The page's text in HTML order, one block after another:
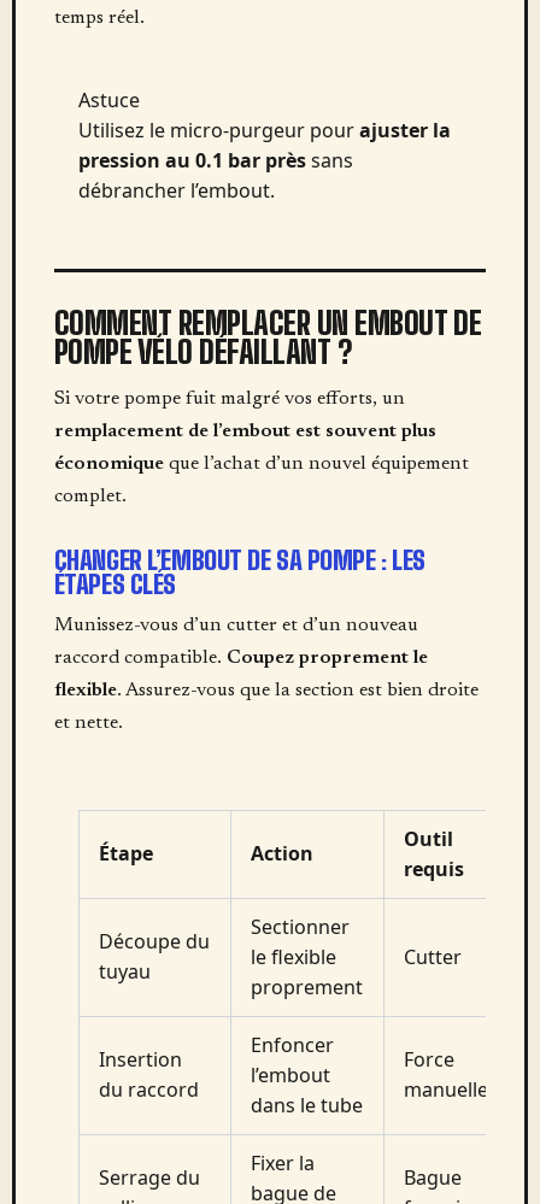
temps réel.
Astuce
Utilisez le micro-purgeur pourajuster la
pression au 0.1 bar prèssans
débrancher l’embout.
COMMENT REMPLACER UN EMBOUT DE
POMPE VÉLO DÉFAILLANT ?
Si votre pompe fuit malgré vos efforts, un
remplacement de l’embout est souvent plus
économiqueque l’achat d’un nouvel équipement
complet.
CHANGER L’EMBOUT DE SA POMPE : LES
ÉTAPES CLÉS
Munissez-vous d’un cutter et d’un nouveau
raccord compatible. Coupez proprement le
flexible. Assurez-vous que la section est bien droite
et nette.
Étape Action
Outil
requis
Découpe du
tuyau
Sectionner
le flexible
proprement
Cutter
Insertion
du raccord
Enfoncer
l’embout
dans le tube
Force
manuelle
Serrage du
Fixer la
bague de
Bague